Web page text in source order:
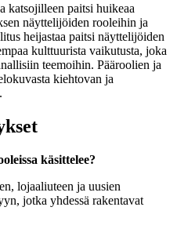
katsojilleen paitsi huikeaa
näyttelijöiden rooleihin ja
heijastaa paitsi näyttelijöiden
kulttuurista vaikutusta, joka
teemoihin. Pääroolien ja
kiehtovan ja
käsittelee?
lojaaliuteen ja uusien
jotka yhdessä rakentavat